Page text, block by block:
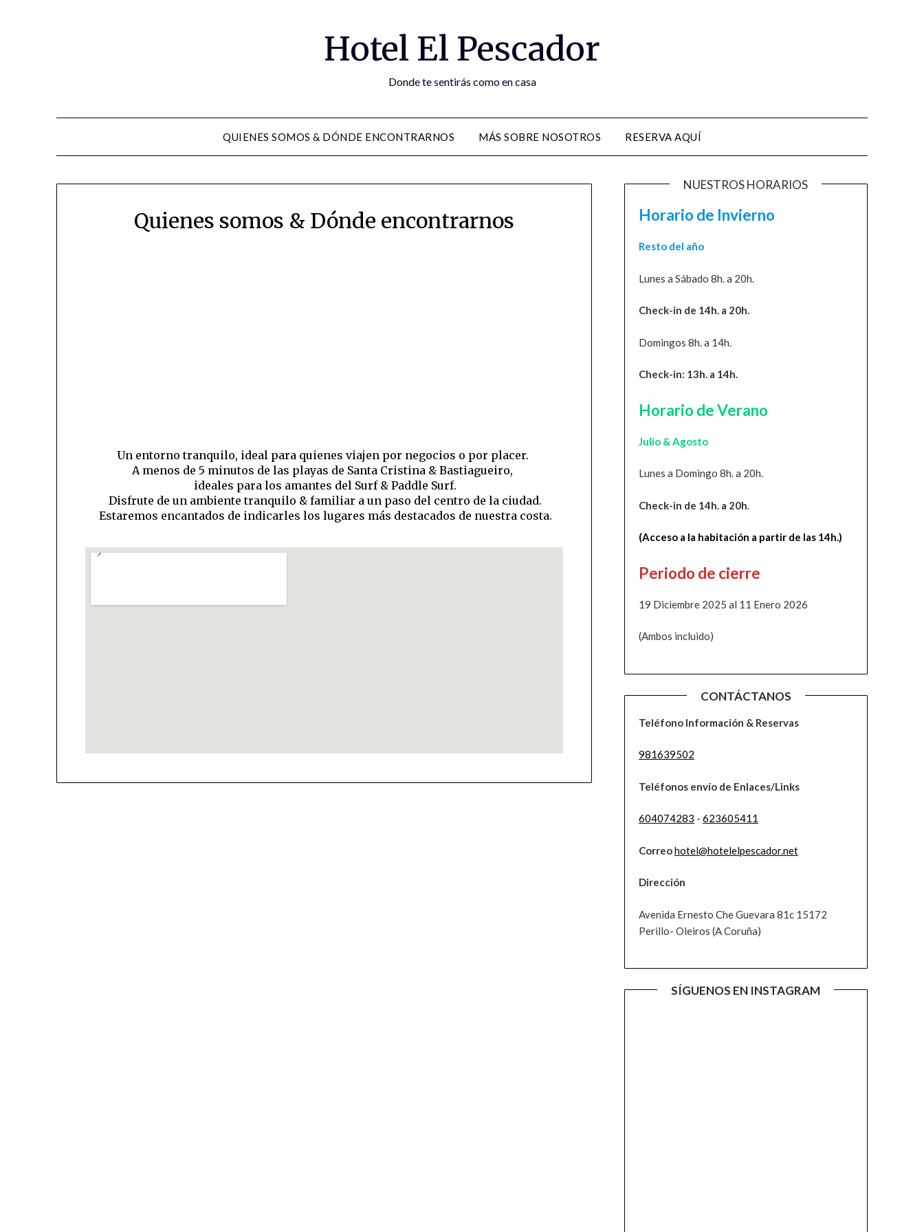
Hotel El Pescador
Donde te sentirás como en casa
QUIENES SOMOS & DÓNDE ENCONTRARNOS MÁS SOBRE NOSOTROS RESERVA AQUÍ
Quienes somos & Dónde encontrarnos
Un entorno tranquilo, ideal para quienes viajen por negocios o por placer.
A menos de 5 minutos de las playas de Santa Cristina & Bastiagueiro,
ideales para los amantes del Surf & Paddle Surf.
Disfrute de un ambiente tranquilo & familiar a un paso del centro de la ciudad.
Estaremos encantados de indicarles los lugares más destacados de nuestra costa.
NUESTROS HORARIOS
Horario de Invierno
Resto del año
Lunes a Sábado 8h. a 20h.
Check-in de 14h. a 20h.
Domingos 8h. a 14h.
Check-in: 13h. a 14h.
Horario de Verano
Julio & Agosto
Lunes a Domingo 8h. a 20h.
Check-in de 14h. a 20h
(Acceso a la habitación a partir de las 14h.)
Periodo de cierre
19 Diciembre 2025 al 11 Enero 2026
(Ambos incluido)
CONTÁCTANOS
Teléfono Información & Reservas
981639502
Teléfonos envío de Enlaces/Links
604074283 - 623605411
Correohotel@hotelelpescador.net
Dirección
Avenida Ernesto Che Guevara 81c 15172
Perillo- Oleiros (A Coruña)
SÍGUENOS EN INSTAGRAM